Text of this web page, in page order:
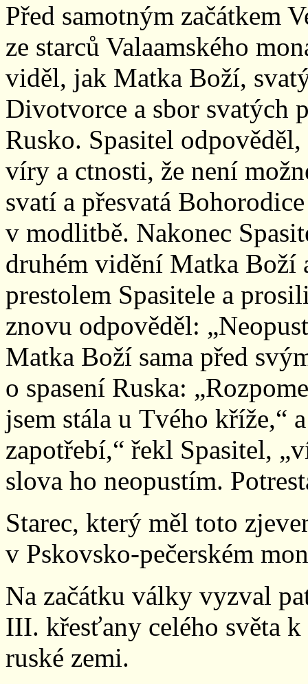
Před samotným začátkem
ze starců Valaamského
viděl, jak Matka Boží,
Divotvorce a sbor svatých
Rusko. Spasitel
víry a ctnosti, že není
svatí a přesvatá
v modlitbě. Nakonec
druhém vidění Matka Boží
prestolem Spasitele a
znovu odpověděl:
Matka Boží sama před
o spasení Ruska:
jsem stála u Tvého kříže,“
zapotřebí,“ řekl Spasitel,
slova ho neopustím.
Starec, který měl toto
v Pskovsko-pečerském
Na začátku války vyzval
III. křesťany celého světa
ruské zemi.